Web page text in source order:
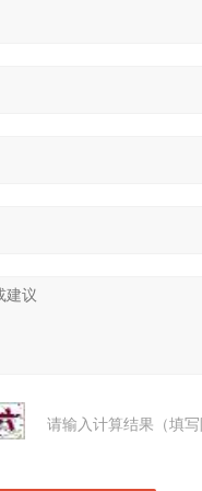
请输入计算结果（填